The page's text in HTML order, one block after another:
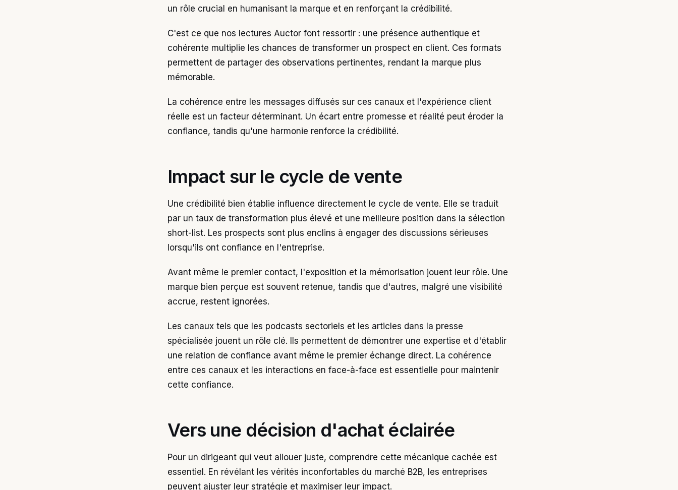
un rôle crucial en humanisant la marque et en renforçant la crédibilité.
C'est ce que nos lectures Auctor font ressortir : une présence authentique et
cohérente multiplie les chances de transformer un prospect en client. Ces formats
permettent de partager des observations pertinentes, rendant la marque plus
mémorable.
La cohérence entre les messages diffusés sur ces canaux et l'expérience client
réelle est un facteur déterminant. Un écart entre promesse et réalité peut éroder la
confiance, tandis qu'une harmonie renforce la crédibilité.
Impact sur le cycle de vente
Une crédibilité bien établie influence directement le cycle de vente. Elle se traduit
par un taux de transformation plus élevé et une meilleure position dans la sélection
short-list. Les prospects sont plus enclins à engager des discussions sérieuses
lorsqu'ils ont confiance en l'entreprise.
Avant même le premier contact, l'exposition et la mémorisation jouent leur rôle. Une
marque bien perçue est souvent retenue, tandis que d'autres, malgré une visibilité
accrue, restent ignorées.
Les canaux tels que les podcasts sectoriels et les articles dans la presse
spécialisée jouent un rôle clé. Ils permettent de démontrer une expertise et d'établir
une relation de confiance avant même le premier échange direct. La cohérence
entre ces canaux et les interactions en face-à-face est essentielle pour maintenir
cette confiance.
Vers une décision d'achat éclairée
Pour un dirigeant qui veut allouer juste, comprendre cette mécanique cachée est
essentiel. En révélant les vérités inconfortables du marché B2B, les entreprises
peuvent ajuster leur stratégie et maximiser leur impact.